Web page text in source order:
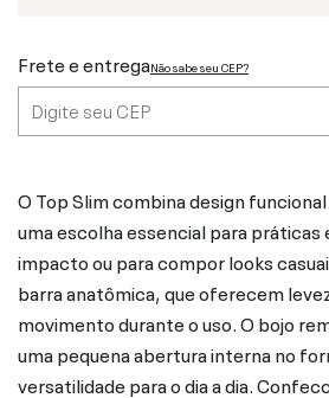
Frete e entregaNão sabe seu CEP?
O Top Slim combina design
uma escolha essencial para práticas
impacto ou para compor looks
barra anatômica, que oferecem
movimento durante o uso. O bojo
uma pequena abertura interna no
versatilidade para o dia a dia.